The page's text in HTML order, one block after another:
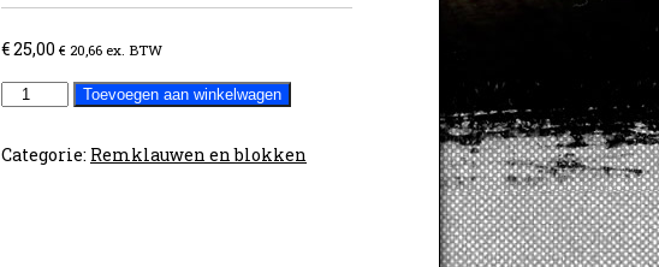
€25,00 € 20,66ex. BTW
Remblokken
Grimeca
Toevoegen aan winkelwagen
Categorie: Remklauwen en blokken